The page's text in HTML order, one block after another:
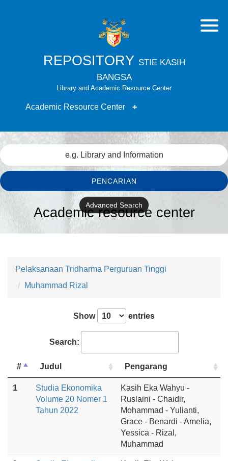
REPOSITORY STIE KASIH
BANGSA
Library and Academic Resource Center
Academic Resource Center
Academic resource center
PENCARIAN
Advanced Search
Pelaksanaan Tridharma Perguruan Tinggi
Muhammad Rizal
Show entries
Search:
# Judul Pengarang
1
Studia Ekonomika
Volume 20 Nomer 1
Tahun 2022
Kasih Eka Wahyu -
Ruslaini - Chaidir,
Mohammad - Yulianti,
Grace - Benardi - Amelia,
Yessica - Rizal,
Muhammad